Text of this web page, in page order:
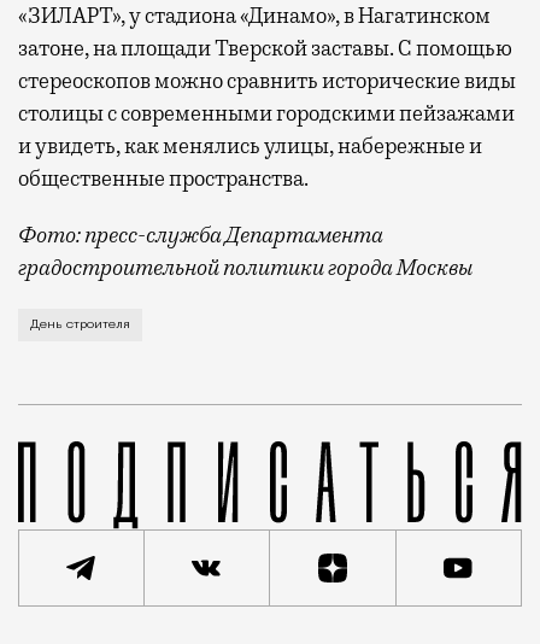
«ЗИЛАРТ», у стадиона «Динамо», в Нагатинском
затоне, на площади Тверской заставы. С помощью
стереоскопов можно сравнить исторические виды
столицы с современными городскими пейзажами
и увидеть, как менялись улицы, набережные и
общественные пространства.
Фото: пресс-служба Департамента
градостроительной политики города Москвы
В этом году профессиональный праздник День
День строителя